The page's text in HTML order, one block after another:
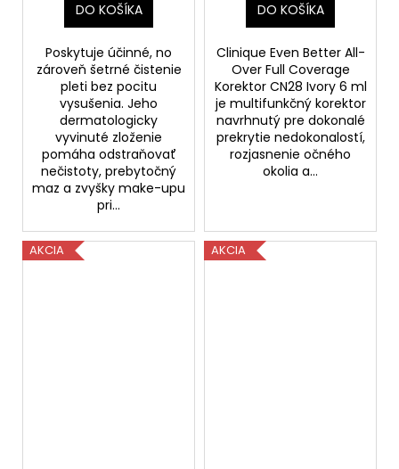
DO KOŠÍKA
Poskytuje účinné, no
zároveň šetrné čistenie
pleti bez pocitu
vysušenia. Jeho
dermatologicky
vyvinuté zloženie
pomáha odstraňovať
nečistoty, prebytočný
maz a zvyšky make-upu
pri...
DO KOŠÍKA
Clinique Even Better All-
Over Full Coverage
Korektor CN28 Ivory 6 ml
je multifunkčný korektor
navrhnutý pre dokonalé
prekrytie nedokonalostí,
rozjasnenie očného
okolia a...
AKCIA AKCIA